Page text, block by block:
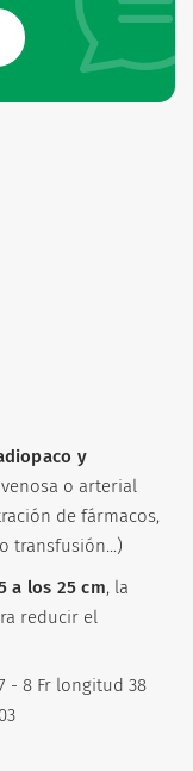
y
o arterial
de fármacos,
transfusión...)
a los 25 cm, la
reducir el
- 8 Fr longitud 38